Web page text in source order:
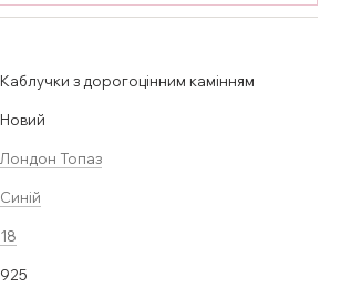
Каблучки з дорогоцінним камінням
Новий
Лондон Топаз
Синій
18
925